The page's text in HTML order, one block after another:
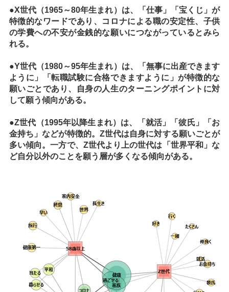
●X世代（1965～80年生まれ）は、「仕事」「宝くじ」が
特徴的なワードであり、コロナによる職の安定性、子供
の学費への不安が金銭的な願いにつながっているとみら
れる。
●Y世代（1980～95年生まれ）は、「無事に出産できます
ように」「転職試験に合格できますように」が特徴的な
願いごとであり、自身の人生のターニングポイントに対
して願う傾向がある。
●Z世代（1995年以降生まれ）は、「就活」「彼氏」「お
金持ち」などが特徴的。Z世代は自身に対する願いごとが
多い傾向。一方で、Z世代より上の世代は「世界平和」な
ど自分以外のことを願う層が多くなる傾向がある。